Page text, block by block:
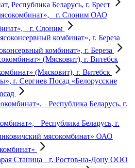
Республика Беларусь, г. Брест
ОАО
г. Слоним
комбинат», г. Береза
(Мясковит), г. Витебск
«Белорусские
Республика Беларусь, г.
ОАО
OOO